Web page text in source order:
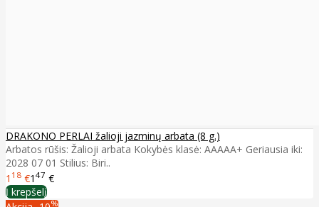
DRAKONO PERLAI žalioji jazminų arbata (8 g.)
Arbatos rūšis: Žalioji arbata Kokybės klasė: AAAAA+ Geriausia iki:
2028 07 01 Stilius: Biri..
1 18 €1 47 €
Į krepšelį
%